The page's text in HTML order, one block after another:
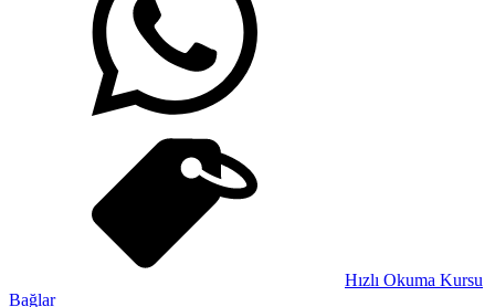
Hızlı Okuma Kursu
Bağlar